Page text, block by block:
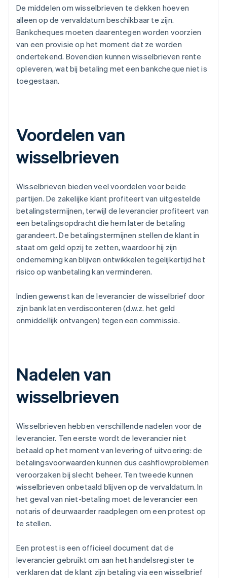
De middelen om wisselbrieven te dekken hoeven
alleen op de vervaldatum beschikbaar te zijn.
Bankcheques moeten daarentegen worden voorzien
van een provisie op het moment dat ze worden
ondertekend. Bovendien kunnen wisselbrieven rente
opleveren, wat bij betaling met een bankcheque niet is
toegestaan.
Voordelen van
wisselbrieven
Wisselbrieven bieden veel voordelen voor beide
partijen. De zakelijke klant profiteert van uitgestelde
betalingstermijnen, terwijl de leverancier profiteert van
een betalingsopdracht die hem later de betaling
garandeert. De betalingstermijnen stellen de klant in
staat om geld opzij te zetten, waardoor hij zijn
onderneming kan blijven ontwikkelen tegelijkertijd het
risico op wanbetaling kan verminderen.
Indien gewenst kan de leverancier de wisselbrief door
zijn bank laten verdisconteren (d.w.z. het geld
onmiddellijk ontvangen) tegen een commissie.
Nadelen van
wisselbrieven
Wisselbrieven hebben verschillende nadelen voor de
leverancier. Ten eerste wordt de leverancier niet
betaald op het moment van levering of uitvoering: de
betalingsvoorwaarden kunnen dus cashflowproblemen
veroorzaken bij slecht beheer. Ten tweede kunnen
wisselbrieven onbetaald blijven op de vervaldatum. In
het geval van niet-betaling moet de leverancier een
notaris of deurwaarder raadplegen om een protest op
te stellen.
Een protest is een officieel document dat de
leverancier gebruikt om aan het handelsregister te
verklaren dat de klant zijn betaling via een wisselbrief